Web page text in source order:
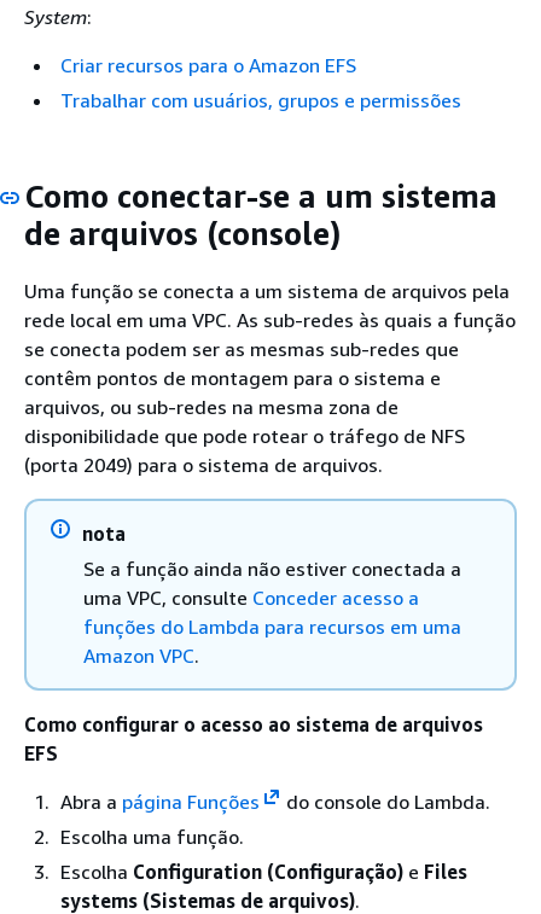
System:
Criar recursos para o Amazon EFS
Trabalhar com usuários, grupos e permissões
Como conectar-se a um sistema
de arquivos (console)
Uma função se conecta a um sistema de arquivos pela
rede local em uma VPC. As sub-redes às quais a função
se conecta podem ser as mesmas sub-redes que
contêm pontos de montagem para o sistema e
arquivos, ou sub-redes na mesma zona de
disponibilidade que pode rotear o tráfego de NFS
(porta 2049) para o sistema de arquivos.
nota
Se a função ainda não estiver conectada a
uma VPC, consulte Conceder acesso a
funções do Lambda para recursos em uma
Amazon VPC.
Como configurar o acesso ao sistema de arquivos
EFS
Abra a página Funções
do console do Lambda.
Escolha uma função.
Escolha Configuration (Configuração) e Files
systems (Sistemas de arquivos).